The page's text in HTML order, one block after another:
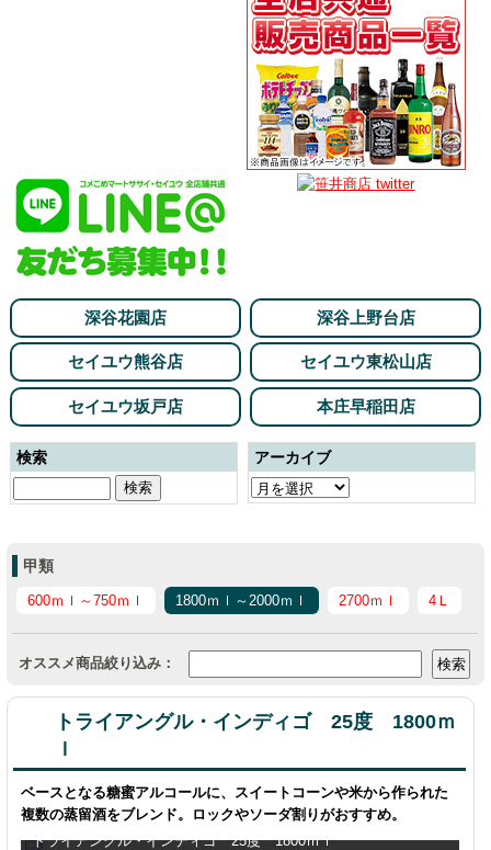
深谷花園店 深谷上野台店
セイユウ熊谷店 セイユウ東松山店
セイユウ坂戸店 本庄早稲田店
検索 アーカイブ
甲類
600ｍｌ～750ｍｌ 1800ｍｌ～2000ｍｌ 2700ｍｌ 4Ｌ
オススメ商品絞り込み：
トライアングル・インディゴ 25度 1800ｍ
ｌ
ベースとなる糖蜜アルコールに、スイートコーンや米から作られた
複数の蒸留酒をブレンド。ロックやソーダ割りがおすすめ。
トライアングル・インディゴ 25度 1800ｍｌ